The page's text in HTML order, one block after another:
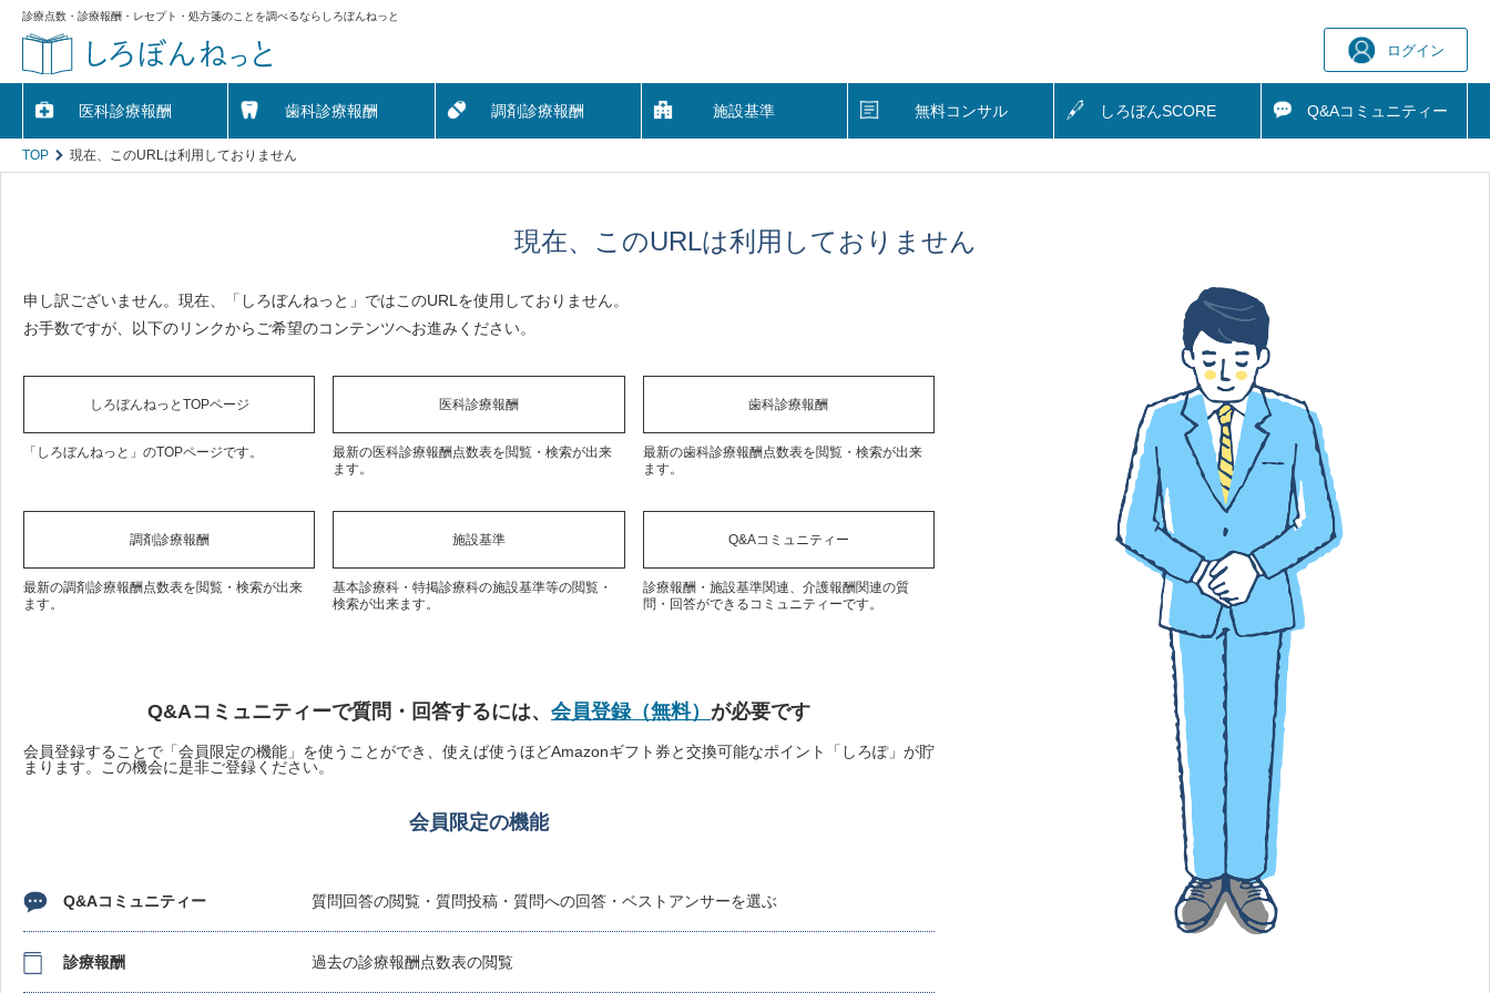
診療点数・診療報酬・レセプト・処方箋のことを調べるならしろぼんねっと
ログイン
医科診療報酬 歯科診療報酬 調剤診療報酬 施設基準 無料コンサル しろぼんSCORE Q&Aコミュニティー
TOP 現在、このURLは利用しておりません
現在、このURLは利用しておりません
申し訳ございません。現在、「しろぼんねっと」ではこのURLを使用しておりません。
お手数ですが、以下のリンクからご希望のコンテンツへお進みください。
しろぼんねっとTOPページ
「しろぼんねっと」のTOPページです。
医科診療報酬
最新の医科診療報酬点数表を閲覧・検索が出来
ます。
歯科診療報酬
最新の歯科診療報酬点数表を閲覧・検索が出来
ます。
調剤診療報酬
最新の調剤診療報酬点数表を閲覧・検索が出来
ます。
施設基準
基本診療科・特掲診療科の施設基準等の閲覧・
検索が出来ます。
Q&Aコミュニティー
診療報酬・施設基準関連、介護報酬関連の質
問・回答ができるコミュニティーです。
Q&Aコミュニティーで質問・回答するには、 会員登録（無料） が必要です
会員登録することで「会員限定の機能」を使うことができ、使えば使うほどAmazonギフト券と交換可能なポイント「しろぽ」が貯
まります。この機会に是非ご登録ください。
会員限定の機能
Q&Aコミュニティー 質問回答の閲覧・質問投稿・質問への回答・ベストアンサーを選ぶ
診療報酬 過去の診療報酬点数表の閲覧